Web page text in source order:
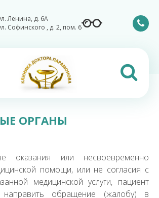
Ленина, д. 6А
Софинского , д. 2, пом. 6
ОРГАНЫ
оказания или несвоевременно
помощи, или не согласия с
медицинской услуги, пациент
обращение (жалобу) в